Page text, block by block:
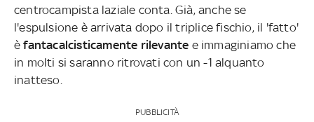
centrocampista laziale conta. Già, anche se
l'espulsione è arrivata dopo il triplice fischio, il 'fatto'
èfantacalcisticamente rilevante e immaginiamo che
in molti si saranno ritrovati con un -1 alquanto
inatteso.
PUBBLICITÀ